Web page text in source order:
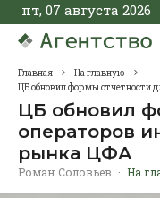
пт, 07 августа 2026
Главная
На главную
ЦБ обновил формы отчетности
ЦБ обновил
операторов
рынка ЦФА
Роман Соловьев · На